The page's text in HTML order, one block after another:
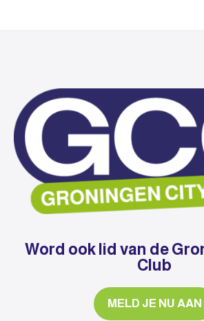
Word ook lid van de
Club
MELD JE NU AAN